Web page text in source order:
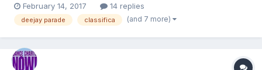
18 , 17 a 11 , 10 a 8 , 7 a 4 e 1 a 3 , da settembre 1992 le pause
sono dalla 20 alla 18 , dalla 17 al...
February 14, 2017 14 replies
deejay parade classifica (and 7 more)